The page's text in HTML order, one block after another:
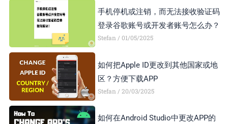
手机停机或注销，而无法接收验证码
登录谷歌账号或开发者账号怎么办？
Stefan 01/05/2025
如何把Apple ID更改到其他国家或地
区？方便下载APP
Stefan 20/03/2025
如何在Android Studio中更改APP的